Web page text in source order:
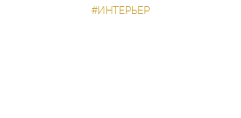
#ИНТЕРЬЕР